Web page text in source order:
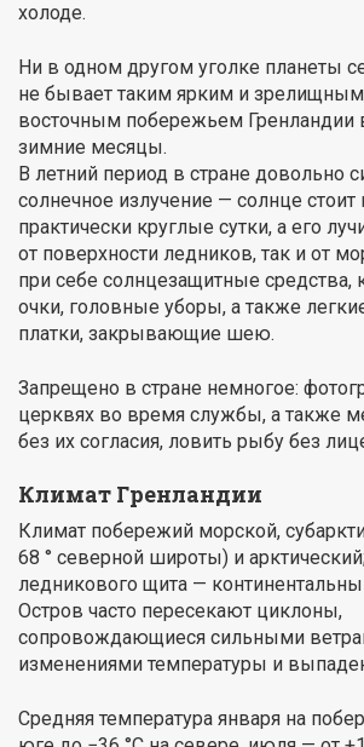
холоде.
Ни в одном другом уголке планеты
не бывает таким ярким и
восточным побережьем Гренландии
зимние месяцы.
В летний период в стране довольно
солнечное излучение — солнце стоит
практически круглые сутки, а его
от поверхности ледников, так и от
при себе солнцезащитные средства,
очки, головные уборы, а также
платки, закрывающие шею.
Запрещено в стране немногое:
церквях во время службы, а также
без их согласия, ловить рыбу без
Климат Гренландии
Климат побережий морской,
68 ° северной широты) и
ледникового щита —
Остров часто пересекают циклоны,
сопровождающиеся сильными
изменениями температуры и
Средняя температура января на